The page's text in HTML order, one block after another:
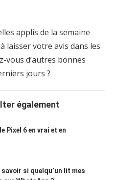
applis de la semaine
à laisser votre avis dans les
vous d’autres bonnes
jours ?
également
Pixel 6 en vrai et en
savoir si quelqu’un lit mes